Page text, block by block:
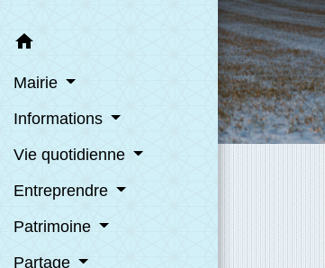
home
Mairie
Informations
Vie quotidienne
Entreprendre
Patrimoine
Partage